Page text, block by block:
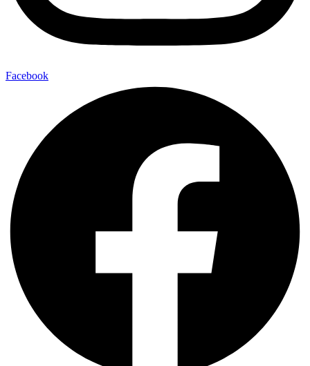
Facebook